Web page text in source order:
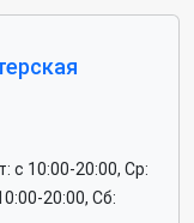
c 10:00-20:00, Ср:
20:00, Сб: